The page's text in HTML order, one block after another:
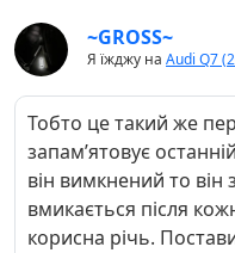
~GROSS~
Я їжджу на Audi Q7
Тобто це такий же
запамʼятовує
він вимкнений то
вмикається після
корисна річь.